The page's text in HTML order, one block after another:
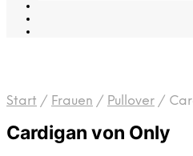
Start / Frauen / Pullover /
Cardigan von Only